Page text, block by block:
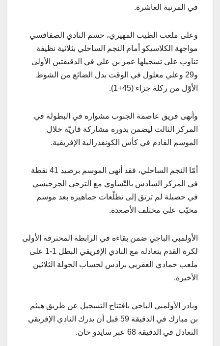
في المرتبة العاشرة.
وعلى ملعب الطيب المهيري، حسم النادي الصفاقسي
مواجهة الكلاسيكو أمام النجم الساحلي بثلاثية نظيفة
تناوب على تسجيلها عمر بن علي في الدقيقتين الأولى
و29 وعلي معلول في الوقت بدل الضائع من الشوط
الأوّل من ركلة جزاء (45+1).
وأنهى فريق عاصمة الجنوب مشواره في البطولة في
المركز الثالث ليضمن بدوره مشاركة قاريّة خلال
الموسم القادم في كأس الكونفدرالية الإفريقية.
أمّا النجم الساحلي، فقد أنهى الموسم برصيد 41 نقطة
في المركز السادس بالتّساوي مع الترجي الجرجيسي
في حصيلة لم ترتق إلى تطلّعات جماهيره بعد موسم
مخيّب على مختلف الأصعدة.
الأولمبي الباجي ضمن بقاءه في الرابطة المحترفة الأولى
لكرة القدم بتعادله مع النادي الإفريقي البطل 1-1 على
ملعب حمادي العقربي برادس لحساب الجولة الثلاثين
الأخيرة.
وبادر الأولمبي الباجي بافتتاح التسجيل عن طريق هيثم
بن مبارك في الدقيقة 59 قبل أن يدرك النادي الإفريقي
التعادل في الدقيقة 68 عبر سايدو خان.